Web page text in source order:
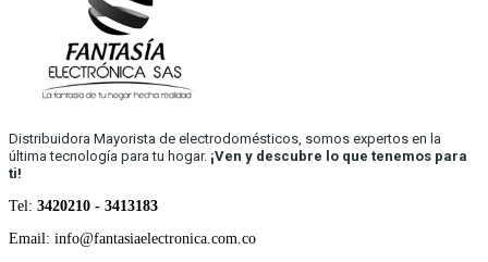
Distribuidora Mayorista de electrodomésticos, somos expertos en la
última tecnología para tu hogar. ¡Ven y descubre lo que tenemos para
ti!
Tel: 3420210 - 3413183
Email: info@fantasiaelectronica.com.co